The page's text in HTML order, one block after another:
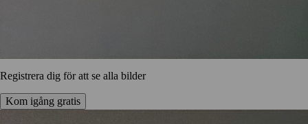
Registrera dig för att se alla bilder
Kom igång gratis